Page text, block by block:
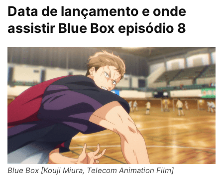
Data de lançamento e onde
assistir Blue Box episódio 8
Blue Box [Kouji Miura, Telecom Animation Film]